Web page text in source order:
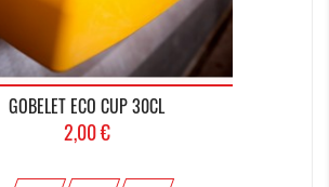
GOBELET ECO CUP 30CL
Prix
2,00 €